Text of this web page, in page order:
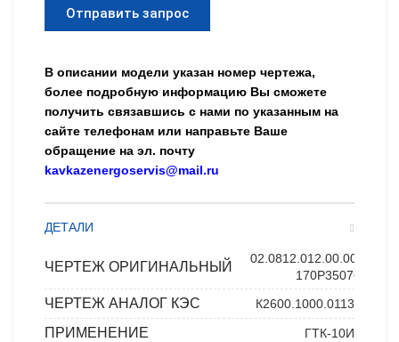
Отправить запрос
В описании модели указан номер чертежа,
более подробную информацию Вы сможете
получить связавшись с нами по указанным на
сайте телефонам или направьте Ваше
обращение на эл. почту
kavkazenergoservis@mail.ru
ДЕТАЛИ
ЧЕРТЕЖ ОРИГИНАЛЬНЫЙ
02.0812.012.00.00
170P35076
ЧЕРТЕЖ АНАЛОГ КЭС К2600.1000.0113
ПРИМЕНЕНИЕ ГТК-10И